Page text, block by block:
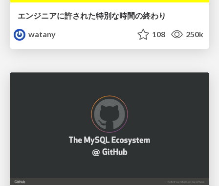
エンジニアに許された特別な時間の終わり
watany
108 250k